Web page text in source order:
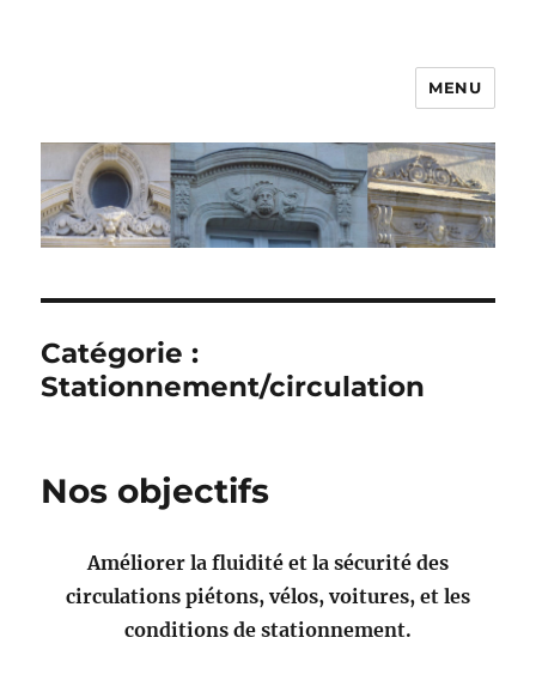
MENU
Catégorie :
Stationnement/circulation
Nos objectifs
Améliorer la fluidité et la sécurité des
circulations piétons, vélos, voitures, et les
conditions de stationnement.